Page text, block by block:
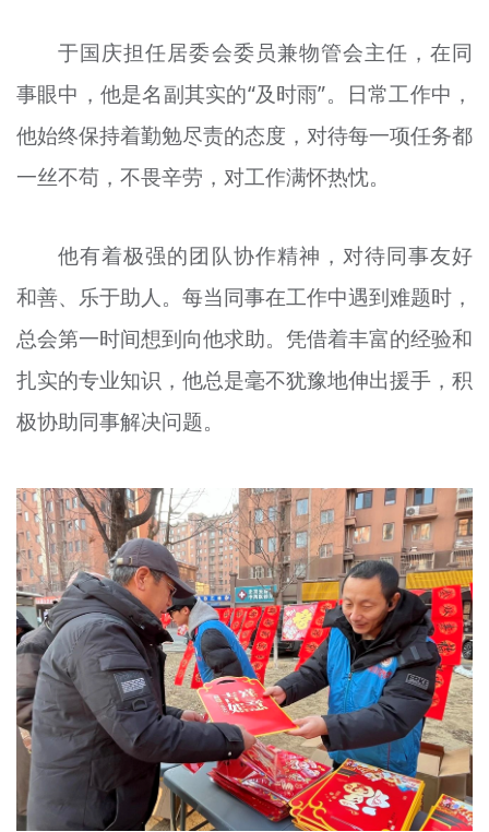
于国庆担任居委会委员兼物管会主任，在同
事眼中，他是名副其实的“及时雨”。日常工作中，
他始终保持着勤勉尽责的态度，对待每一项任务都
一丝不苟，不畏辛劳，对工作满怀热忱。
他有着极强的团队协作精神，对待同事友好
和善、乐于助人。每当同事在工作中遇到难题时，
总会第一时间想到向他求助。凭借着丰富的经验和
扎实的专业知识，他总是毫不犹豫地伸出援手，积
极协助同事解决问题。